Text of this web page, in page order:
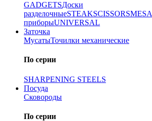
GADGETSДоски
разделочныеSTEAKSCISSORSMESA
приборыUNIVERSAL
Заточка
МусатыТочилки механические
По серии
SHARPENING STEELS
Посуда
Сковороды
По серии